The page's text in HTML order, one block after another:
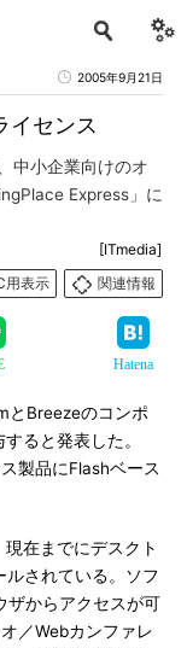
2005年9月21日
センス
中小企業向けのオ
Express」に
[ITmedia]
用表示
関連情報
Hatena
Breezeのコンポ
ると発表した。
製品にFlashベース
在までにデスクト
ルされている。ソフ
ザからアクセスが可
／Webカンファレ